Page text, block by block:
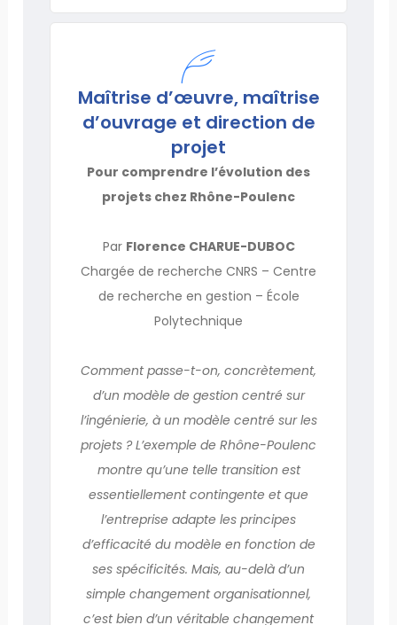
Maîtrise d’œuvre, maîtrise
d’ouvrage et direction de
projet
Pour comprendre l’évolution des
projets chez Rhône-Poulenc
Par Florence CHARUE-DUBOC
Chargée de recherche CNRS – Centre
de recherche en gestion – École
Polytechnique
Comment passe-t-on, concrètement,
d’un modèle de gestion centré sur
l’ingénierie, à un modèle centré sur les
projets ? L’exemple de Rhône-Poulenc
montre qu’une telle transition est
essentiellement contingente et que
l’entreprise adapte les principes
d’efficacité du modèle en fonction de
ses spécificités. Mais, au-delà d’un
simple changement organisationnel,
c’est bien d’un véritable changement